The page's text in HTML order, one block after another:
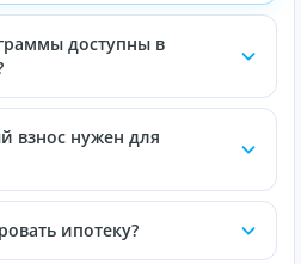
доступны в
взнос нужен для
ипотеку?